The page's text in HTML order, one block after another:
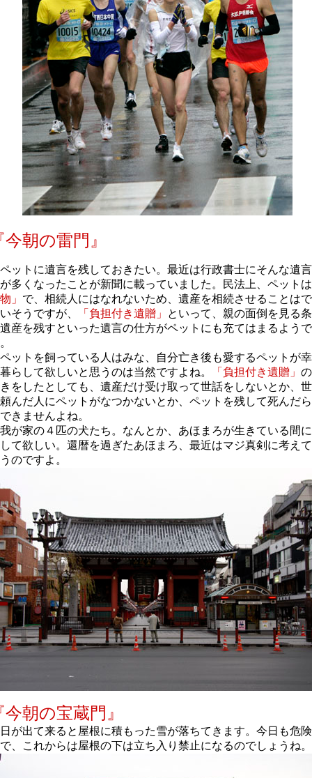
今朝の雷門』
トに遺言を残しておきたい。最近は行政書士にそんな遺
多くなったことが新聞に載っていました。民法上、ペットは
」 で、相続人にはなれないため、遺産を相続させることは
そうですが、
「負担付き遺贈」
といって、親の面倒を見る
産を残すといった遺言の仕方がペットにも充てはまるようで
トを飼っている人はみな、自分亡き後も愛するペットが
らして欲しいと思うのは当然ですよね。
「負担付き遺贈」
をしたとしても、遺産だけ受け取って世話をしないとか、
んだ人にペットがなつかないとか、ペットを残して死んだ
きませんよね。
家の４匹の犬たち。なんとか、あほまろが生きている間
て欲しい。還暦を過ぎたあほまろ、最近はマジ真剣に考え
のですよ。
今朝の宝蔵門』
出て来ると屋根に積もった雪が落ちてきます。今日も危
、これからは屋根の下は立ち入り禁止になるのでしょうね。